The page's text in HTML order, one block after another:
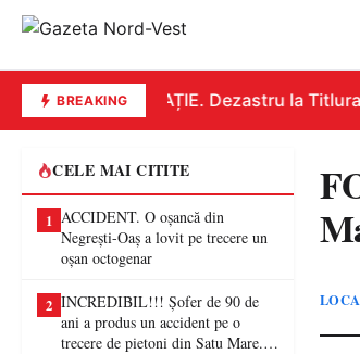
BREAKINGEDUCAȚIE. Dezastru la
CELE MAI CITITE
1 ACCIDENT. O oșancă din
Negrești-Oaș a lovit pe trecere un
oșan octogenar
2 INCREDIBIL!!! Șofer de 90 de
ani a produs un accident pe o
trecere de pietoni din Satu Mare. O